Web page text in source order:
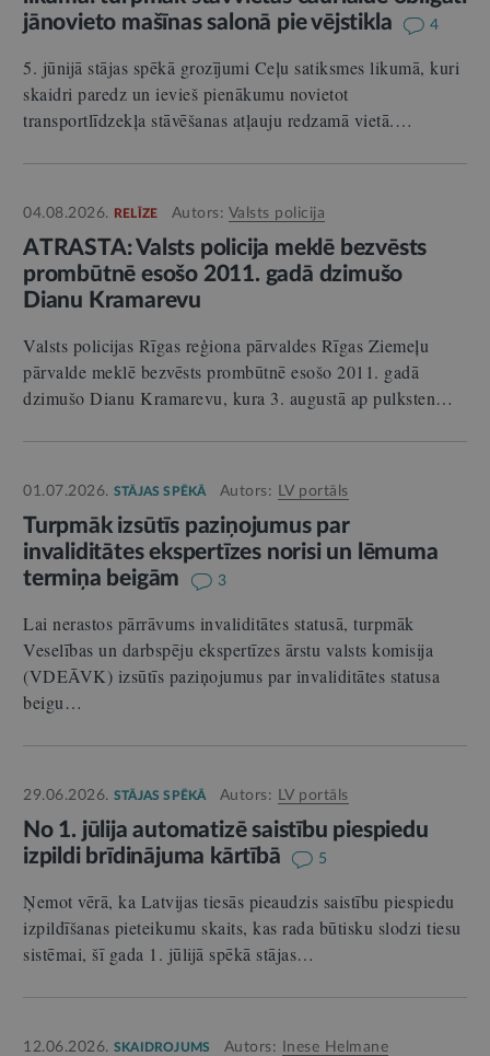
jānovieto mašīnas salonā pie vējstikla
4
5. jūnijā stājas spēkā grozījumi Ceļu satiksmes likumā, kuri
skaidri paredz un ievieš pienākumu novietot
transportlīdzekļa stāvēšanas atļauju redzamā vietā.…
04.08.2026. RELĪZE Autors: Valsts policija
ATRASTA: Valsts policija meklē bezvēsts
prombūtnē esošo 2011. gadā dzimušo
Dianu Kramarevu
Valsts policijas Rīgas reģiona pārvaldes Rīgas Ziemeļu
pārvalde meklē bezvēsts prombūtnē esošo 2011. gadā
dzimušo Dianu Kramarevu, kura 3. augustā ap pulksten…
01.07.2026. STĀJAS SPĒKĀ Autors: LV portāls
Turpmāk izsūtīs paziņojumus par
invaliditātes ekspertīzes norisi un lēmuma
termiņa beigām
3
Lai nerastos pārrāvums invaliditātes statusā, turpmāk
Veselības un darbspēju ekspertīzes ārstu valsts komisija
(VDEĀVK) izsūtīs paziņojumus par invaliditātes statusa
beigu…
29.06.2026. STĀJAS SPĒKĀ Autors: LV portāls
No 1. jūlija automatizē saistību piespiedu
izpildi brīdinājuma kārtībā
5
Ņemot vērā, ka Latvijas tiesās pieaudzis saistību piespiedu
izpildīšanas pieteikumu skaits, kas rada būtisku slodzi tiesu
sistēmai, šī gada 1. jūlijā spēkā stājas…
12.06.2026. SKAIDROJUMS Autors: Inese Helmane